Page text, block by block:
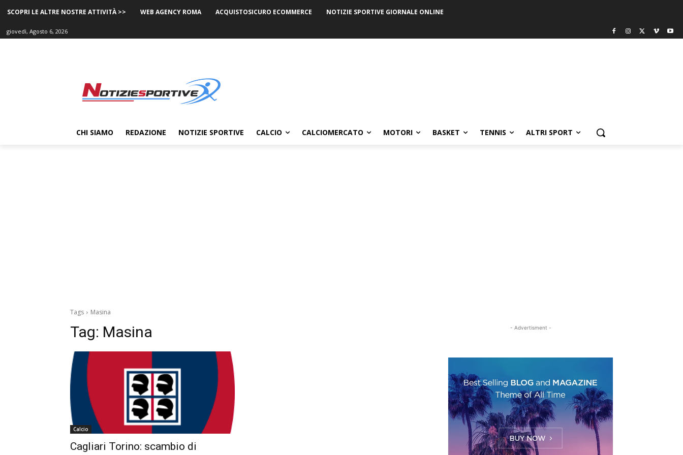
SCOPRI LE ALTRE NOSTRE ATTIVITÀ >> WEB AGENCY ROMA ACQUISTOSICURO ECOMMERCE NOTIZIE SPORTIVE GIORNALE ONLINE
giovedì, Agosto 6, 2026
CHI SIAMO REDAZIONE NOTIZIE SPORTIVE CALCIO CALCIOMERCATO MOTORI BASKET TENNIS ALTRI SPORT
Tags Masina
Tag: Masina
Calcio
Cagliari Torino: scambio di
- Advertisment -